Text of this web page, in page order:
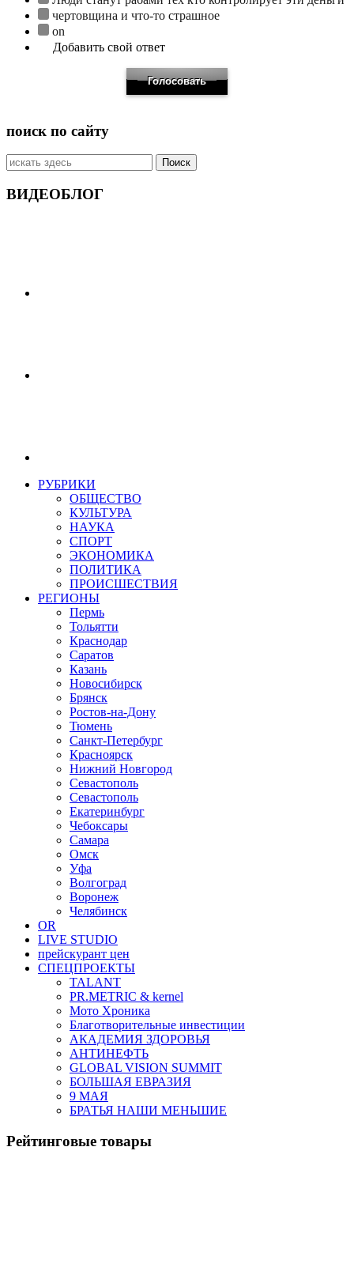
чертовщина и что-то страшное
on
Добавить свой ответ
поиск по сайту
Искать:
ВИДЕОБЛОГ
РУБРИКИ
ОБЩЕСТВО
КУЛЬТУРА
НАУКА
СПОРТ
ЭКОНОМИКА
ПОЛИТИКА
ПРОИСШЕСТВИЯ
РЕГИОНЫ
Пермь
Тольятти
Краснодар
Саратов
Казань
Новосибирск
Брянск
Ростов-на-Дону
Тюмень
Санкт-Петербург
Красноярск
Нижний Новгород
Севастополь
Севастополь
Екатеринбург
Чебоксары
Самара
Омск
Уфа
Волгоград
Воронеж
Челябинск
OR
LIVE STUDIO
прейскурант цен
СПЕЦПРОЕКТЫ
TALANT
PR.METRIC & kernel
Мото Хроника
Благотворительные инвестиции
АКАДЕМИЯ ЗДОРОВЬЯ
АНТИНЕФТЬ
GLOBAL VISION SUMMIT
БОЛЬШАЯ ЕВРАЗИЯ
9 МАЯ
БРАТЬЯ НАШИ МЕНЬШИЕ
Рейтинговые товары